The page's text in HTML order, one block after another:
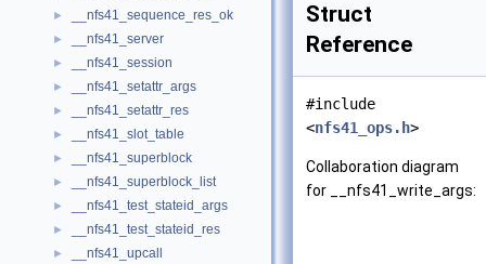
► __nfs41_sequence_res_ok
► __nfs41_server
► __nfs41_session
► __nfs41_setattr_args
► __nfs41_setattr_res
► __nfs41_slot_table
► __nfs41_superblock
► __nfs41_superblock_list
► __nfs41_test_stateid_args
► __nfs41_test_stateid_res
► __nfs41_upcall
Struct
Reference
#include
<nfs41_ops.h>
Collaboration diagram
for __nfs41_write_args: